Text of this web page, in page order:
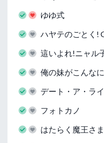
ゆゆ式
ハヤテのごとく!
這いよれ!ニャル
俺の妹がこんな
デート・ア・ラ
フォトカノ
はたらく魔王さ